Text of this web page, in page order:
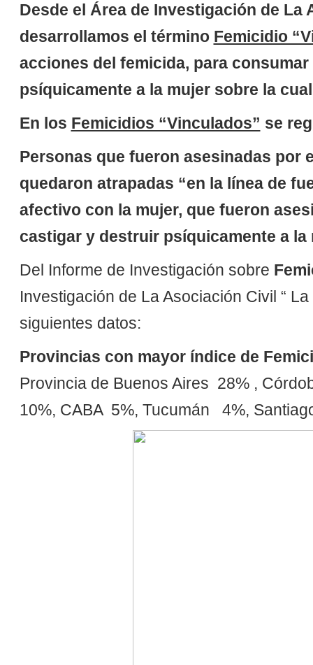
Desde el Área de Investigación de
desarrollamos el término Femicidio
acciones del femicida, para
psíquicamente a la mujer sobre la
En los Femicidios “Vinculados” se
Personas que fueron asesinadas por
quedaron atrapadas “en la línea de
afectivo con la mujer, que fueron
castigar y destruir psíquicamente a
Del Informe de Investigación sobre
Investigación de La Asociación Civil “
siguientes datos:
Provincias con mayor índice de
Provincia de Buenos Aires 28% ,
10%, CABA 5%, Tucumán 4%,